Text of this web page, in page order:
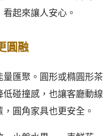
起來讓人安心。
圓融
匯聚。圓形或橢圓形茶
碰撞感，也讓客廳動線
圓角家具也更安全。